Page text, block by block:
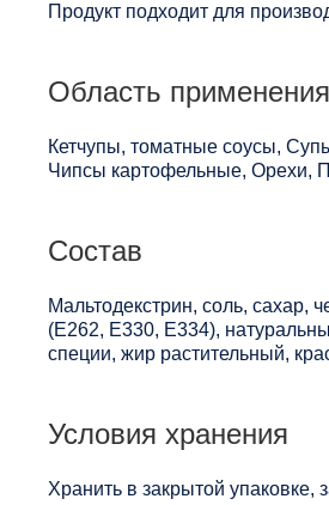
Продукт подходит для
Область применения
Кетчупы, томатные соусы,
Чипсы картофельные, Орехи,
Состав
Мальтодекстрин, соль, сахар,
(Е262, Е330, Е334),
специи, жир растительный,
Условия хранения
Хранить в закрытой упаковке,